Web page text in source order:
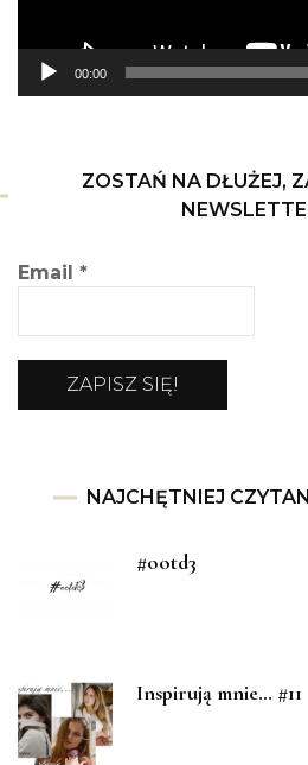
00:00
ZOSTAŃ NA DŁUŻEJ,
Email *
NAJCHĘTNIEJ
#ootd3
Inspirują mnie… #11